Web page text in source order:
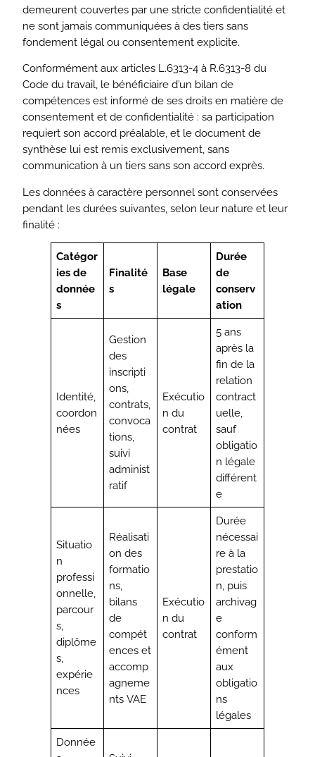
demeurent couvertes par une stricte confidentialité et
ne sont jamais communiquées à des tiers sans
fondement légal ou consentement explicite.
Conformément aux articles L.6313-4 à R.6313-8 du
Code du travail, le bénéficiaire d’un bilan de
compétences est informé de ses droits en matière de
consentement et de confidentialité : sa participation
requiert son accord préalable, et le document de
synthèse lui est remis exclusivement, sans
communication à un tiers sans son accord exprès.
Les données à caractère personnel sont conservées
pendant les durées suivantes, selon leur nature et leur
finalité :
Catégor
ies de
donnée
s
Finalité
s
Base
légale
Durée
de
conserv
ation
Identité,
coordon
nées
Gestion
des
inscripti
ons,
contrats,
convoca
tions,
suivi
administ
ratif
Exécutio
n du
contrat
5 ans
après la
fin de la
relation
contract
uelle,
sauf
obligatio
n légale
différent
e
Situatio
n
professi
onnelle,
parcour
s,
diplôme
s,
expérie
nces
Réalisati
on des
formatio
ns,
bilans
de
compét
ences et
accomp
agneme
nts VAE
Exécutio
n du
contrat
Durée
nécessai
re à la
prestatio
n, puis
archivag
e
conform
ément
aux
obligatio
ns
légales
Donnée